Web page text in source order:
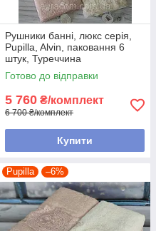
Рушники банні, люкс серія,
Pupilla, Alvin, паковання 6
штук, Туреччина
Готово до відправки
5 760 ₴/комплект
6 700 ₴/комплект
Купити
Pupilla –6%